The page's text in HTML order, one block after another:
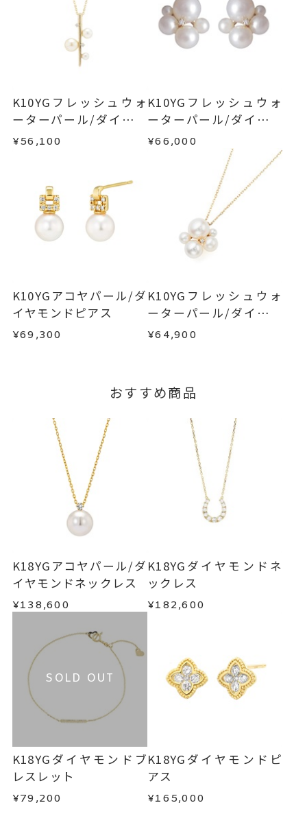
さ：約11.3mm
イヤリング加工：不可
パール 、
K10YG
刻印
■お届け目安が「約1ヶ月半以内～」の商品
ご注文いただいてから在庫状況を確認いたしま
・在庫のご用意ができる場合： 約1週間～1ヶ月以
内を目安に発送いたします。
・受注生産となる場合： 商品ページに記載のある
目安日数を頂戴し、一から製作いたします。
※お急ぎの方はご注文前にお問い合わせくださ
い。事前に現在の納期状況を確認いたします。
お届け予定日はご注文から2営業日以内にメールに
わせフォームよりご連絡ください。
返品・交換以下の場合、商品の返品・交換・返金
は承りかねます。
・受注生産の商品
・お客さまのお手元で傷や汚れが発生した商品
・到着後ご連絡無く7日以上経過した商品
・過度な交換・返品を繰り返している場合
商品の品質には万全を期しておりますが、万が一
不良品の場合、またはご注文のお品と異なる場合
は、早急に商品を交換させていただきます。
はお問い合わせフォームよりご連絡ください。
この場合の返送料は弊社にて負担いたしますの
で、着払いにてご返送ください。
詳細はこちら
K10YGフレッシュウォ
ーターパール/ダイヤモ
ンドネックレス
¥56,100
K10YGフレッシュウォ
ーターパール/ダイヤモ
ンドピアス
¥66,000
K10YGアコヤパール/ダ
イヤモンドピアス
¥69,300
K10YGフレッシュウォ
ーターパール/ダイヤモ
ンドネックレス
¥64,900
おすすめ商品
K18YGアコヤパール/ダ
イヤモンドネックレス
¥138,600
K18YGダイヤモンドネ
ックレス
¥182,600
SOLD OUT
K18YGダイヤモンドブ
レスレット
¥79,200
K18YGダイヤモンドピ
アス
¥165,000